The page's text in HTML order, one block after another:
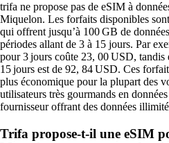
trifa ne propose pas de eSIM à
Miquelon. Les forfaits disponibles
qui offrent jusqu’à 100 GB de
périodes allant de 3 à 15 jours. Par
pour 3 jours coûte 23, 00 USD,
15 jours est de 92, 84 USD. Ces
plus économique pour la plupart des
utilisateurs très gourmands en
fournisseur offrant des données
Trifa propose-t-il une eSIM